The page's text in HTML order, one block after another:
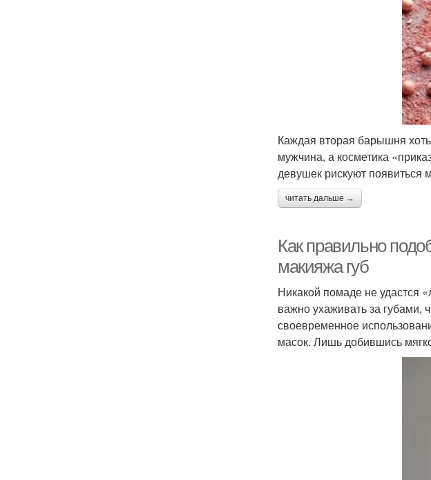
Каждая вторая барышня
мужчина, а косметика
девушек рискуют появиться
читать дальше →
Как правильно
макияжа губ
Никакой помаде не удастся
важно ухаживать за
своевременное
масок. Лишь добившись